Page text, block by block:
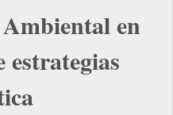
en
estrategias